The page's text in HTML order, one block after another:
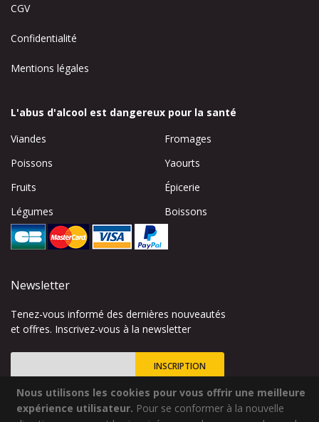
Nous utilisons les cookies pour vous offrir une meilleure
expérience utilisateur. Pour se conformer à la nouvelle
CGV
Confidentialité
Mentions légales
L'abus d'alcool est dangereux pour la santé
Viandes
Poissons
Fruits
Légumes
Fromages
Yaourts
Épicerie
Boissons
Newsletter
Tenez-vous informé des dernières nouveautés
et offres. Inscrivez-vous à la newsletter
Inscription
INSCRIPTION